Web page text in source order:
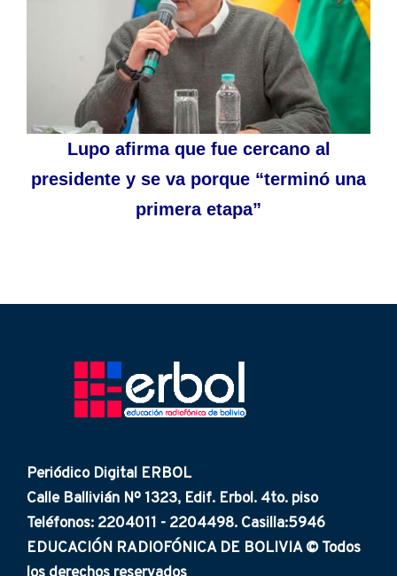
Lupo afirma que fue cercano al
presidente y se va porque “terminó una
primera etapa”
Periódico Digital ERBOL
Calle Ballivián Nº 1323, Edif. Erbol. 4to. piso
Teléfonos: 2204011 - 2204498. Casilla:5946
EDUCACIÓN RADIOFÓNICA DE BOLIVIA © Todos